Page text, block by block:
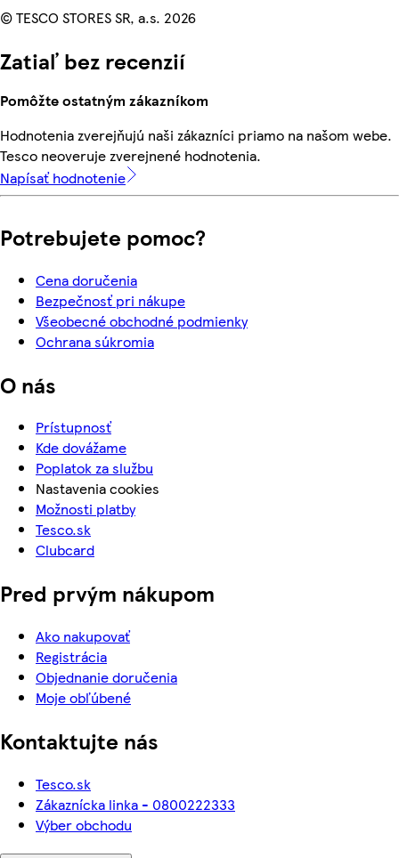
© TESCO STORES SR, a.s. 2026
Zatiaľ bez recenzií
Pomôžte ostatným zákazníkom
Hodnotenia zverejňujú naši zákazníci priamo na našom webe.
Tesco neoveruje zverejnené hodnotenia.
Napísať hodnotenie
Potrebujete pomoc?
Cena doručenia
Bezpečnosť pri nákupe
Všeobecné obchodné podmienky
Ochrana súkromia
O nás
Prístupnosť
Kde dovážame
Poplatok za službu
Nastavenia cookies
Možnosti platby
Tesco.sk
Clubcard
Pred prvým nákupom
Ako nakupovať
Registrácia
Objednanie doručenia
Moje obľúbené
Kontaktujte nás
Tesco.sk
Zákaznícka linka - 0800222333
Výber obchodu